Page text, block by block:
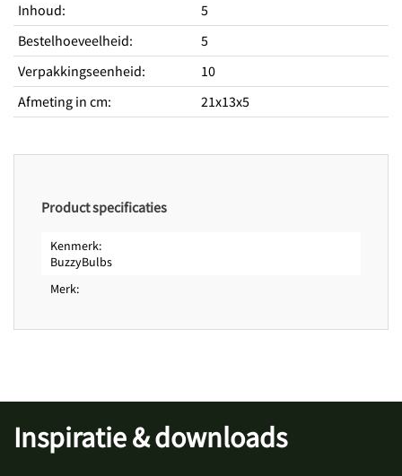
Overige kenmerken
Productkleur
Roomwit
Periodes
Zaaitijd buiten van
september
Zaaitijd buiten tot
december
Bloeitijd van
april
Inhoud:
5
Bestelhoeveelheid:
5
Verpakkingseenheid:
10
Afmeting in cm: 21x13x5
Product specificaties
Kenmerk
BuzzyBulbs
Merk
Inspiratie & downloads